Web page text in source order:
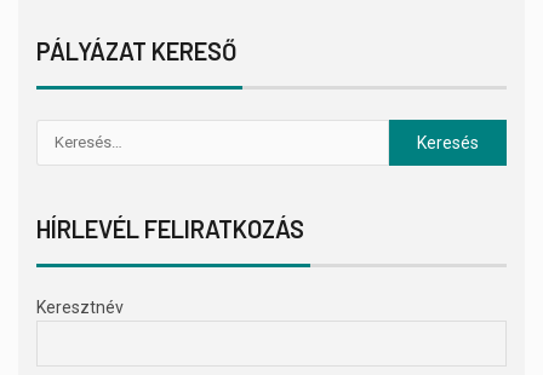
PÁLYÁZAT KERESŐ
HÍRLEVÉL FELIRATKOZÁS
Keresztnév